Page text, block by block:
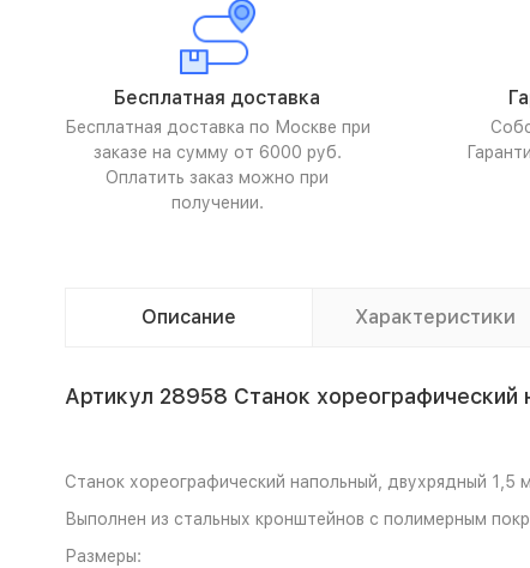
Бесплатная доставка
Бесплатная доставка по Москве при
заказе на сумму от 6000 руб.
Оплатить заказ можно при
получении.
Описание Характеристики
Артикул 28958 Станок
Станок хореографический напольный, двухрядный
Выполнен из стальных кронштейнов с полимерным
Размеры: